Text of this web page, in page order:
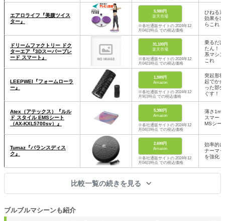
エアロライフ『美腹ツイス
ター』
5,980円
楽天市場
※各社通販サイトの 2024年12
月04日時点 での税込価格
ひねる
効果を
らこれ
ドリームファクトリー ドク
ターエア『3Dスーパーブレ
ード スマート』
31,100円
楽天市場
※各社通販サイトの 2024年12
月04日時点 での税込価格
乗るだ
たん！
系マシ
これ
LEEPWEI『フォームローラ
ー』
1,599円
Amazon
※各社通販サイトの 2024年12
月9日時点 での税込価格
突起形
起でか
った部
ぐす！
Atex（アテックス）『ルル
ド スタイル EMSシート
（AX-KXL5700sv）』
5,380円
Amazon
※各社通販サイトの 2024年12
月04日時点 での税込価格
薄さ
スマー
MSシー
Tumaz『バランスディス
ク』
2,699円
Amazon
※各社通販サイトの 2024年12
月04日時点 での税込価格
効率的
ナーマ
を強化
比較一覧の続きを見る
ブルブルマシーンも紹介